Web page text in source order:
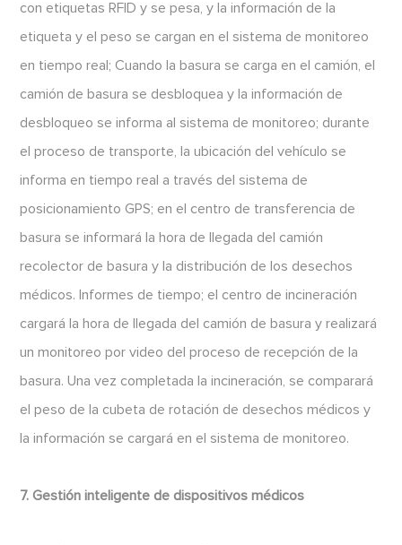
con etiquetas RFID y se pesa, y la información de la
etiqueta y el peso se cargan en el sistema de monitoreo
en tiempo real; Cuando la basura se carga en el camión, el
camión de basura se desbloquea y la información de
desbloqueo se informa al sistema de monitoreo; durante
el proceso de transporte, la ubicación del vehículo se
informa en tiempo real a través del sistema de
posicionamiento GPS; en el centro de transferencia de
basura se informará la hora de llegada del camión
recolector de basura y la distribución de los desechos
médicos. Informes de tiempo; el centro de incineración
cargará la hora de llegada del camión de basura y realizará
un monitoreo por video del proceso de recepción de la
basura. Una vez completada la incineración, se comparará
el peso de la cubeta de rotación de desechos médicos y
la información se cargará en el sistema de monitoreo.
7. Gestión inteligente de dispositivos médicos